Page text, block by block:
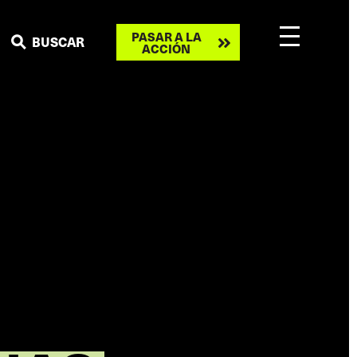
BUSCAR
Take
action
PASAR A LA
ACCIÓN